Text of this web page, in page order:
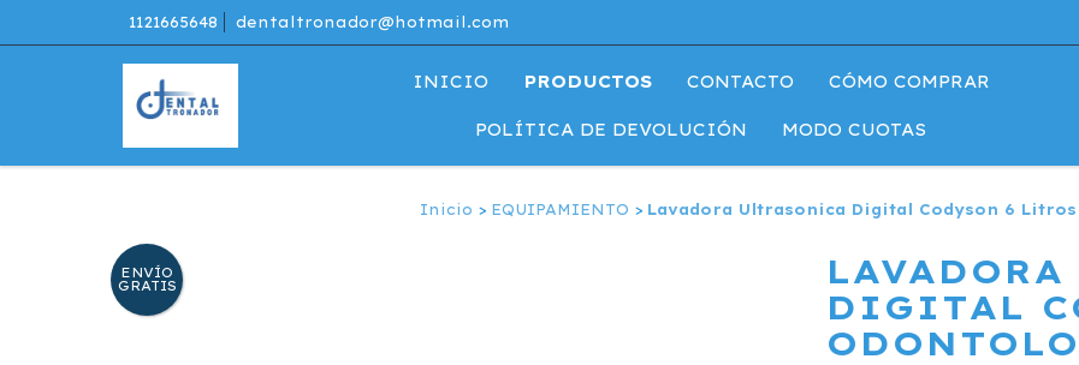
1121665648 dentaltronador@hotmail.com
INICIO PRODUCTOS CONTACTO CÓMO COMPRAR
POLÍTICA DE DEVOLUCIÓN MODO CUOTAS
Inicio > EQUIPAMIENTO > Lavadora Ultrasonica Digital Codyson 6
ENVÍO
GRATIS
DIGITAL